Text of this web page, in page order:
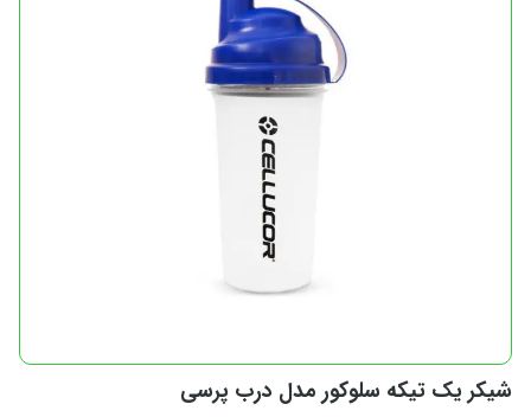
شیکر یک تیکه سلوکور مدل درب پرسی